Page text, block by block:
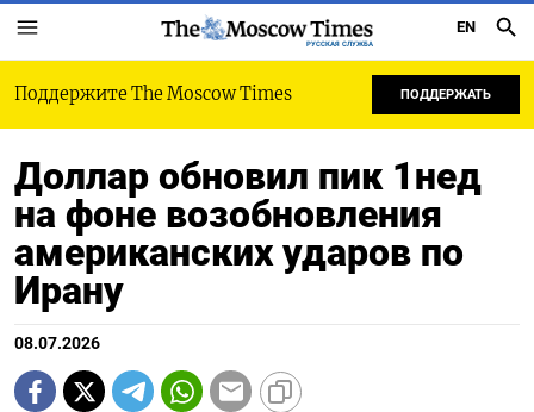
РУССКАЯ СЛУЖБА
EN
Поддержите The Moscow Times ПОДДЕРЖАТЬ
Доллар обновил пик 1нед
на фоне возобновления
американских ударов по
Ирану
08.07.2026